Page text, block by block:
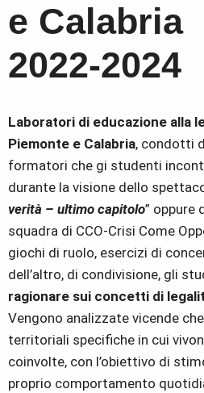
e Calabria
2022-2024
Laboratori di educazione alla
Piemonte e Calabria, condotti
formatori che gi studenti
durante la visione dello
verità – ultimo capitolo” oppure
squadra di CCO-Crisi Come
giochi di ruolo, esercizi di
dell’altro, di condivisione, gli
ragionare sui concetti di
Vengono analizzate vicende
territoriali specifiche in cui
coinvolte, con l’obiettivo di
proprio comportamento